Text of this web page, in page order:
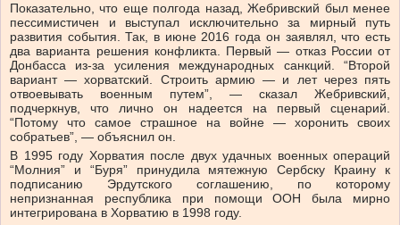
Показательно, что еще полгода назад, Жебривский был менее
пессимистичен и выступал исключительно за мирный путь
развития события. Так, в июне 2016 года он заявлял, что есть
два варианта решения конфликта. Первый — отказ России от
Донбасса из-за усиления международных санкций. “Второй
вариант — хорватский. Строить армию — и лет через пять
отвоевывать военным путем”, — сказал Жебривский,
подчеркнув, что лично он надеется на первый сценарий.
“Потому что самое страшное на войне — хоронить своих
собратьев”, — объяснил он.
В 1995 году Хорватия после двух удачных военных операций
“Молния” и “Буря” принудила мятежную Сербску Краину к
подписанию Эрдутского соглашению, по которому
непризнанная республика при помощи ООН была мирно
интегрирована в Хорватию в 1998 году.